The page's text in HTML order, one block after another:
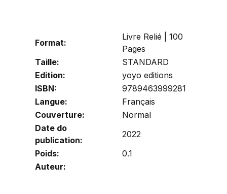
Format:
Livre Relié | 100
Pages
Taille:
STANDARD
Edition:
yoyo editions
ISBN:
9789463999281
Langue:
Français
Couverture:
Normal
Date do
publication:
2022
Poids:
0.1
Auteur: